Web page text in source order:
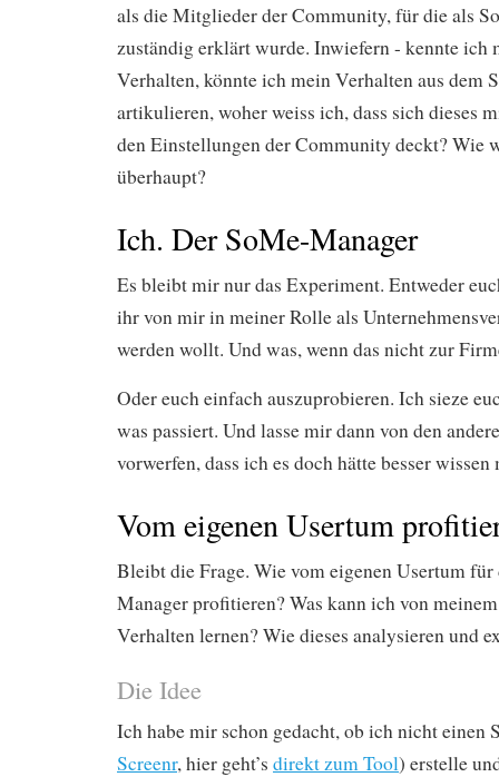
als die Mitglieder der Community, für die als
zuständig erklärt wurde. Inwiefern - kennte ich
Verhalten, könnte ich mein Verhalten aus dem
artikulieren, woher weiss ich, dass sich dieses
den Einstellungen der Community deckt? Wie
überhaupt?
Ich. Der SoMe-Manager
Es bleibt mir nur das Experiment. Entweder
ihr von mir in meiner Rolle als
werden wollt. Und was, wenn das nicht zur
Oder euch einfach auszuprobieren. Ich sieze
was passiert. Und lasse mir dann von den
vorwerfen, dass ich es doch hätte besser wissen
Vom eigenen Usertum
Bleibt die Frage. Wie vom eigenen Usertum
Manager profitieren? Was kann ich von
Verhalten lernen? Wie dieses analysieren und
Die Idee
Ich habe mir schon gedacht, ob ich nicht einen
Screenr, hier geht’s direkt zum Tool) erstelle